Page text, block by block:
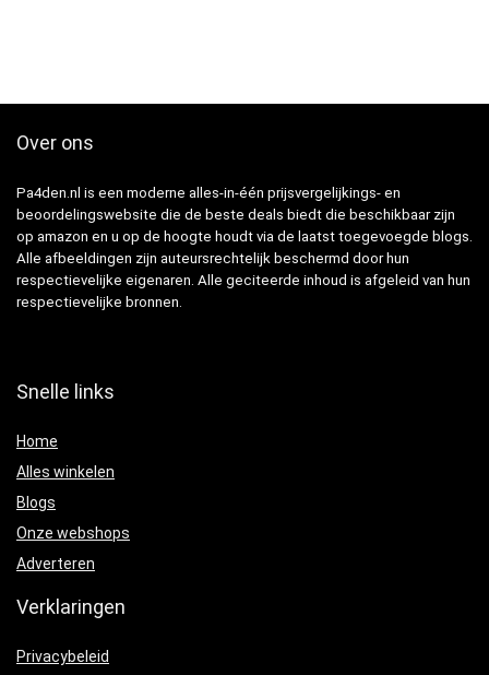
Over ons
Pa4den.nl is een moderne alles-in-één prijsvergelijkings- en
beoordelingswebsite die de beste deals biedt die beschikbaar zijn
op amazon en u op de hoogte houdt via de laatst toegevoegde blogs.
Alle afbeeldingen zijn auteursrechtelijk beschermd door hun
respectievelijke eigenaren. Alle geciteerde inhoud is afgeleid van hun
respectievelijke bronnen.
Snelle links
Home
Alles winkelen
Blogs
Onze webshops
Adverteren
Verklaringen
Privacybeleid